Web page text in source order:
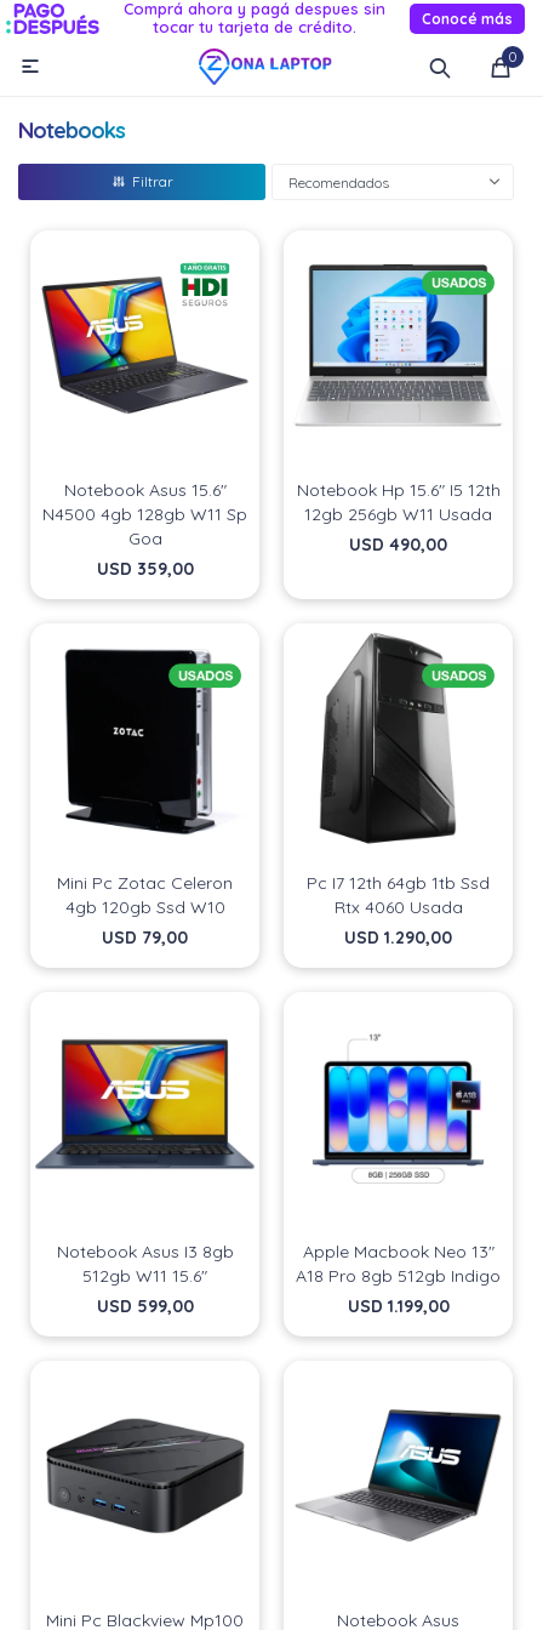
Comprá ahora y pagá despues sin
tocar tu tarjeta de crédito.
Conocé más
0

Notebooks
Recomendados
Notebook Asus 15.6"
N4500 4gb 128gb W11 Sp
Goa
USD 359,00
Notebook Hp 15.6" I5 12th
12gb 256gb W11 Usada
USD 490,00
Mini Pc Zotac Celeron
4gb 120gb Ssd W10
USD 79,00
Pc I7 12th 64gb 1tb Ssd
Rtx 4060 Usada
USD 1.290,00
Notebook Asus I3 8gb
512gb W11 15.6"
USD 599,00
Apple Macbook Neo 13"
A18 Pro 8gb 512gb Indigo
USD 1.199,00
Mini Pc Blackview Mp100
Notebook Asus
MI CUENTA
Novedades
Informática
Audio Y TV
Relojes smart